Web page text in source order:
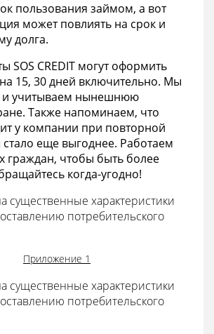
пользования займом, а вот
может повлиять на срок и
долга.
SOS CREDIT могут оформить
15, 30 дней включительно. Мы
и учитываем нынешнюю
Также напоминаем, что
у компании при повторной
стало еще выгоднее. Работаем
граждан, чтобы быть более
когда-угодно!
существенные характеристики
потребительского
Приложение 1
существенные характеристики
потребительского